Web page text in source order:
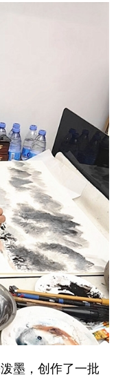
墨，创作了一批